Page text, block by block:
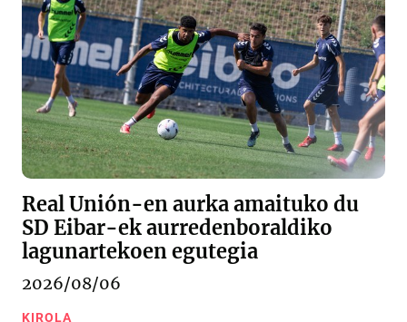
Real Unión-en aurka amaituko du
SD Eibar-ek aurredenboraldiko
lagunartekoen egutegia
2026/08/06
KIROLA